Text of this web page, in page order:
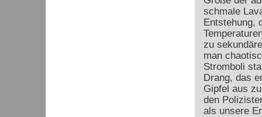
schmale
Entstehung,
zu
man
Stromboli
Drang, das
Gipfel aus
den
als unsere